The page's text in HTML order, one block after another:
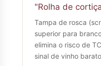
"Rolha de
Tampa de rosca
superior para
elimina o risco de
sinal de vinho